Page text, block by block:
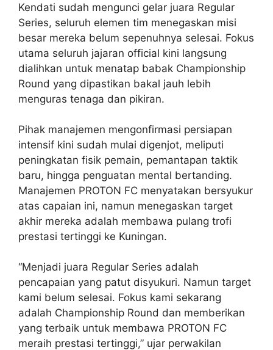
Kendati sudah mengunci gelar juara Regular
Series, seluruh elemen tim menegaskan misi
besar mereka belum sepenuhnya selesai. Fokus
utama seluruh jajaran official kini langsung
dialihkan untuk menatap babak Championship
Round yang dipastikan bakal jauh lebih
menguras tenaga dan pikiran.
Pihak manajemen mengonfirmasi persiapan
intensif kini sudah mulai digenjot, meliputi
peningkatan fisik pemain, pemantapan taktik
baru, hingga penguatan mental bertanding.
Manajemen PROTON FC menyatakan bersyukur
atas capaian ini, namun menegaskan target
akhir mereka adalah membawa pulang trofi
prestasi tertinggi ke Kuningan.
“Menjadi juara Regular Series adalah
pencapaian yang patut disyukuri. Namun target
kami belum selesai. Fokus kami sekarang
adalah Championship Round dan memberikan
yang terbaik untuk membawa PROTON FC
meraih prestasi tertinggi,” ujar perwakilan